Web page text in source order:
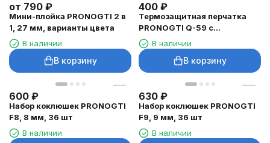
от 790 ₽
Мини-плойка PRONOGTI 2 в
1, 27 мм, варианты цвета
В наличии
В корзину
400 ₽
Термозащитная перчатка
PRONOGTI Q-59 с
фиксацией
В наличии
В корзину
600 ₽
Набор коклюшек PRONOGTI
F8, 8 мм, 36 шт
В наличии
630 ₽
Набор коклюшек PRONOGTI
F9, 9 мм, 36 шт
В наличии